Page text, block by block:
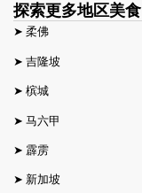
探索更多地区美食
➤ 柔佛
➤ 吉隆坡
➤ 槟城
➤ 马六甲
➤ 霹雳
➤ 新加坡